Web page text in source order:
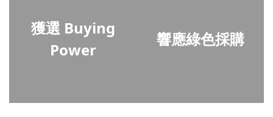
獲選 Buying
Power
響應綠色採購